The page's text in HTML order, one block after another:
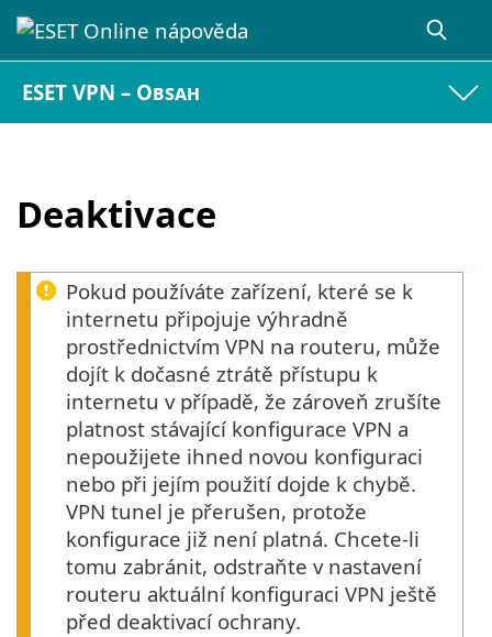
ESET VPN – Obsah
Deaktivace
Pokud používáte zařízení, které se k
internetu připojuje výhradně
prostřednictvím VPN na routeru, může
dojít k dočasné ztrátě přístupu k
internetu v případě, že zároveň zrušíte
platnost stávající konfigurace VPN a
nepoužijete ihned novou konfiguraci
nebo při jejím použití dojde k chybě.
VPN tunel je přerušen, protože
konfigurace již není platná. Chcete-li
tomu zabránit, odstraňte v nastavení
routeru aktuální konfiguraci VPN ještě
před deaktivací ochrany.